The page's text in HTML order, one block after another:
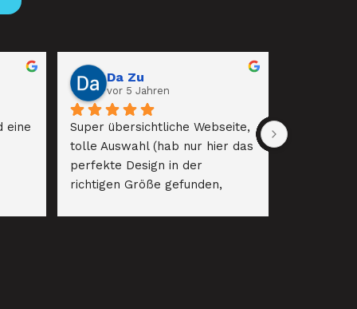
eine
Da Zu
vor 5 Jahren
Super übersichtliche Webseite,
tolle Auswahl (hab nur hier das
perfekte Design in der
richtigen Größe gefunden,